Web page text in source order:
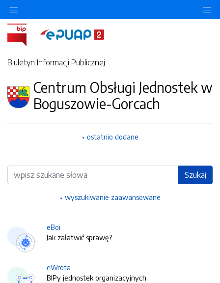
Biuletyn Informacji Publicznej
Centrum Obsługi Jednostek w
Boguszowie-Gorcach
ostatnio dodane
Wyszukiwarka Szukaj
wyszukiwanie zaawansowane
eBoi
Jak załatwić sprawę?
eWrota
BIPy jednostek organizacyjnych.